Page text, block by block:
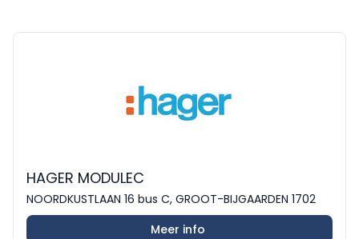
HAGER MODULEC
NOORDKUSTLAAN 16 bus C, GROOT-BIJGAARDEN 1702
Meer info